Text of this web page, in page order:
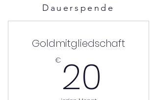
Goldmitgliedschaft
€ 20
Dauerspende